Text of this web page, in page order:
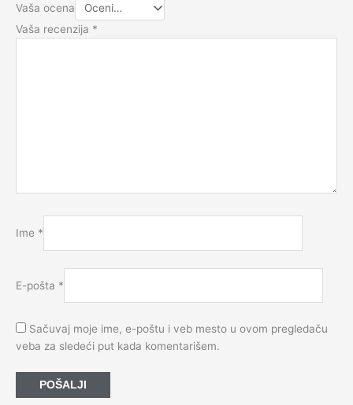
Vaša ocena
Vaša recenzija *
Ime *
E-pošta *
Sačuvaj moje ime, e-poštu i veb mesto u ovom pregledaču
veba za sledeći put kada komentarišem.